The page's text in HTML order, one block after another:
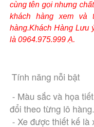
cùng tên gọi nhưng
khách hàng xem và
hàng.Khách Hàng Lưu
là 0964.975.999 Ạ.
Tính năng nỗi bật
đổi theo từng lô hàng.